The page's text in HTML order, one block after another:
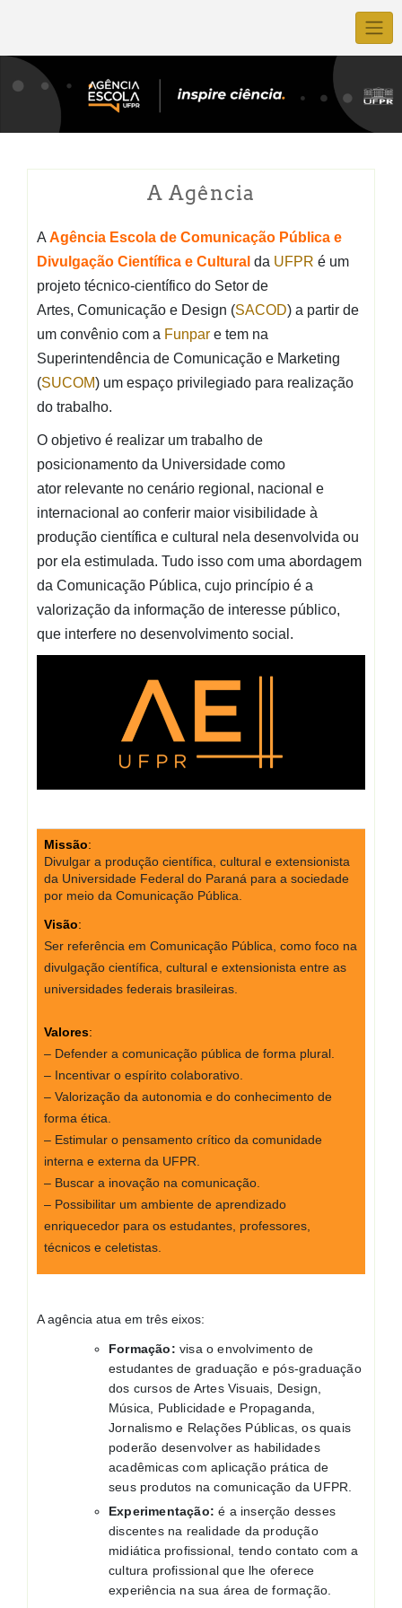
A Agência
A Agência Escola de Comunicação Pública e
Divulgação Científica e Cultural da UFPR é um
projeto técnico-científico do Setor de
Artes, Comunicação e Design (SACOD) a partir de
um convênio com a Funpar e tem na
Superintendência de Comunicação e Marketing
(SUCOM) um espaço privilegiado para realização
do trabalho.
O objetivo é realizar um trabalho de
posicionamento da Universidade como
ator relevante no cenário regional, nacional e
internacional ao conferir maior visibilidade à
produção científica e cultural nela desenvolvida ou
por ela estimulada. Tudo isso com uma abordagem
da Comunicação Pública, cujo princípio é a
valorização da informação de interesse público,
que interfere no desenvolvimento social.
Missão:
Divulgar a produção científica, cultural e extensionista
da Universidade Federal do Paraná para a sociedade
por meio da Comunicação Pública.
Visão:
Ser referência em Comunicação Pública, como foco na
divulgação científica, cultural e extensionista entre as
universidades federais brasileiras.
Valores:
– Defender a comunicação pública de forma plural.
– Incentivar o espírito colaborativo.
– Valorização da autonomia e do conhecimento de
forma ética.
– Estimular o pensamento crítico da comunidade
interna e externa da UFPR.
– Buscar a inovação na comunicação.
– Possibilitar um ambiente de aprendizado
enriquecedor para os estudantes, professores,
técnicos e celetistas.
A agência atua em três eixos:
Formação: visa o envolvimento de
estudantes de graduação e pós-graduação
dos cursos de Artes Visuais, Design,
Música, Publicidade e Propaganda,
Jornalismo e Relações Públicas, os quais
poderão desenvolver as habilidades
acadêmicas com aplicação prática de
seus produtos na comunicação da UFPR.
Experimentação: é a inserção desses
discentes na realidade da produção
midiática profissional, tendo contato com a
cultura profissional que lhe oferece
experiência na sua área de formação.